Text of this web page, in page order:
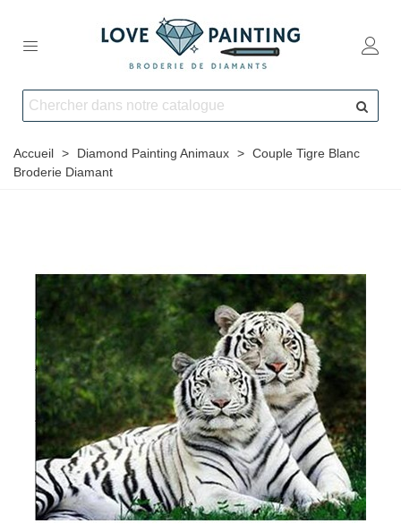
Accueil > Diamond Painting Animaux > Couple Tigre Blanc
Broderie Diamant